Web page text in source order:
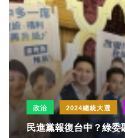
政治 2024總統大選
民進黨報復台中？綠